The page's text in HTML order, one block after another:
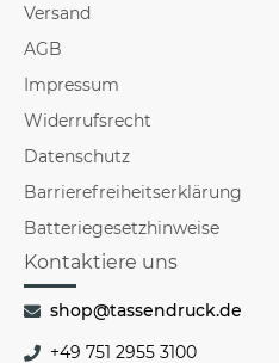
Versand
AGB
Impressum
Widerrufsrecht
Datenschutz
Barrierefreiheitserklärung
Batteriegesetzhinweise
Kontaktiere uns
shop@tassendruck.de
+49 751 2955 3100